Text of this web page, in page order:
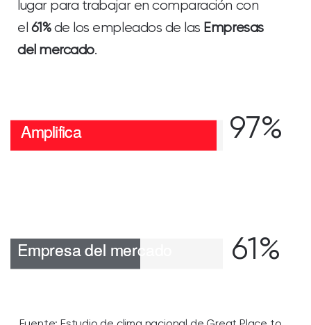
lugar para trabajar en comparación con
el 61%de los empleados de las Empresas
del mercado.
97%
61%